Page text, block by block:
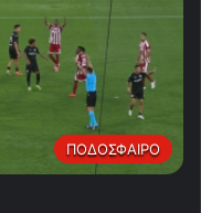
ΠΟΔΟΣΦΑΙΡΟ